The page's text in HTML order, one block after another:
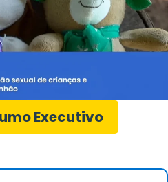
Executivo